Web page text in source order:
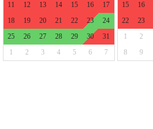
11
12 13 14 15 16
17
18
19 20 21 22 23
24
25
26 27 28 29 30
31
1
2 3 4 5 6 7
15
16
22
23
1
2
8
9